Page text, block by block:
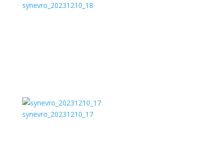
synevro_20231210_18
synevro_20231210_17